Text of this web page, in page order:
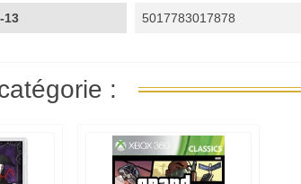
13 5017783017878
: